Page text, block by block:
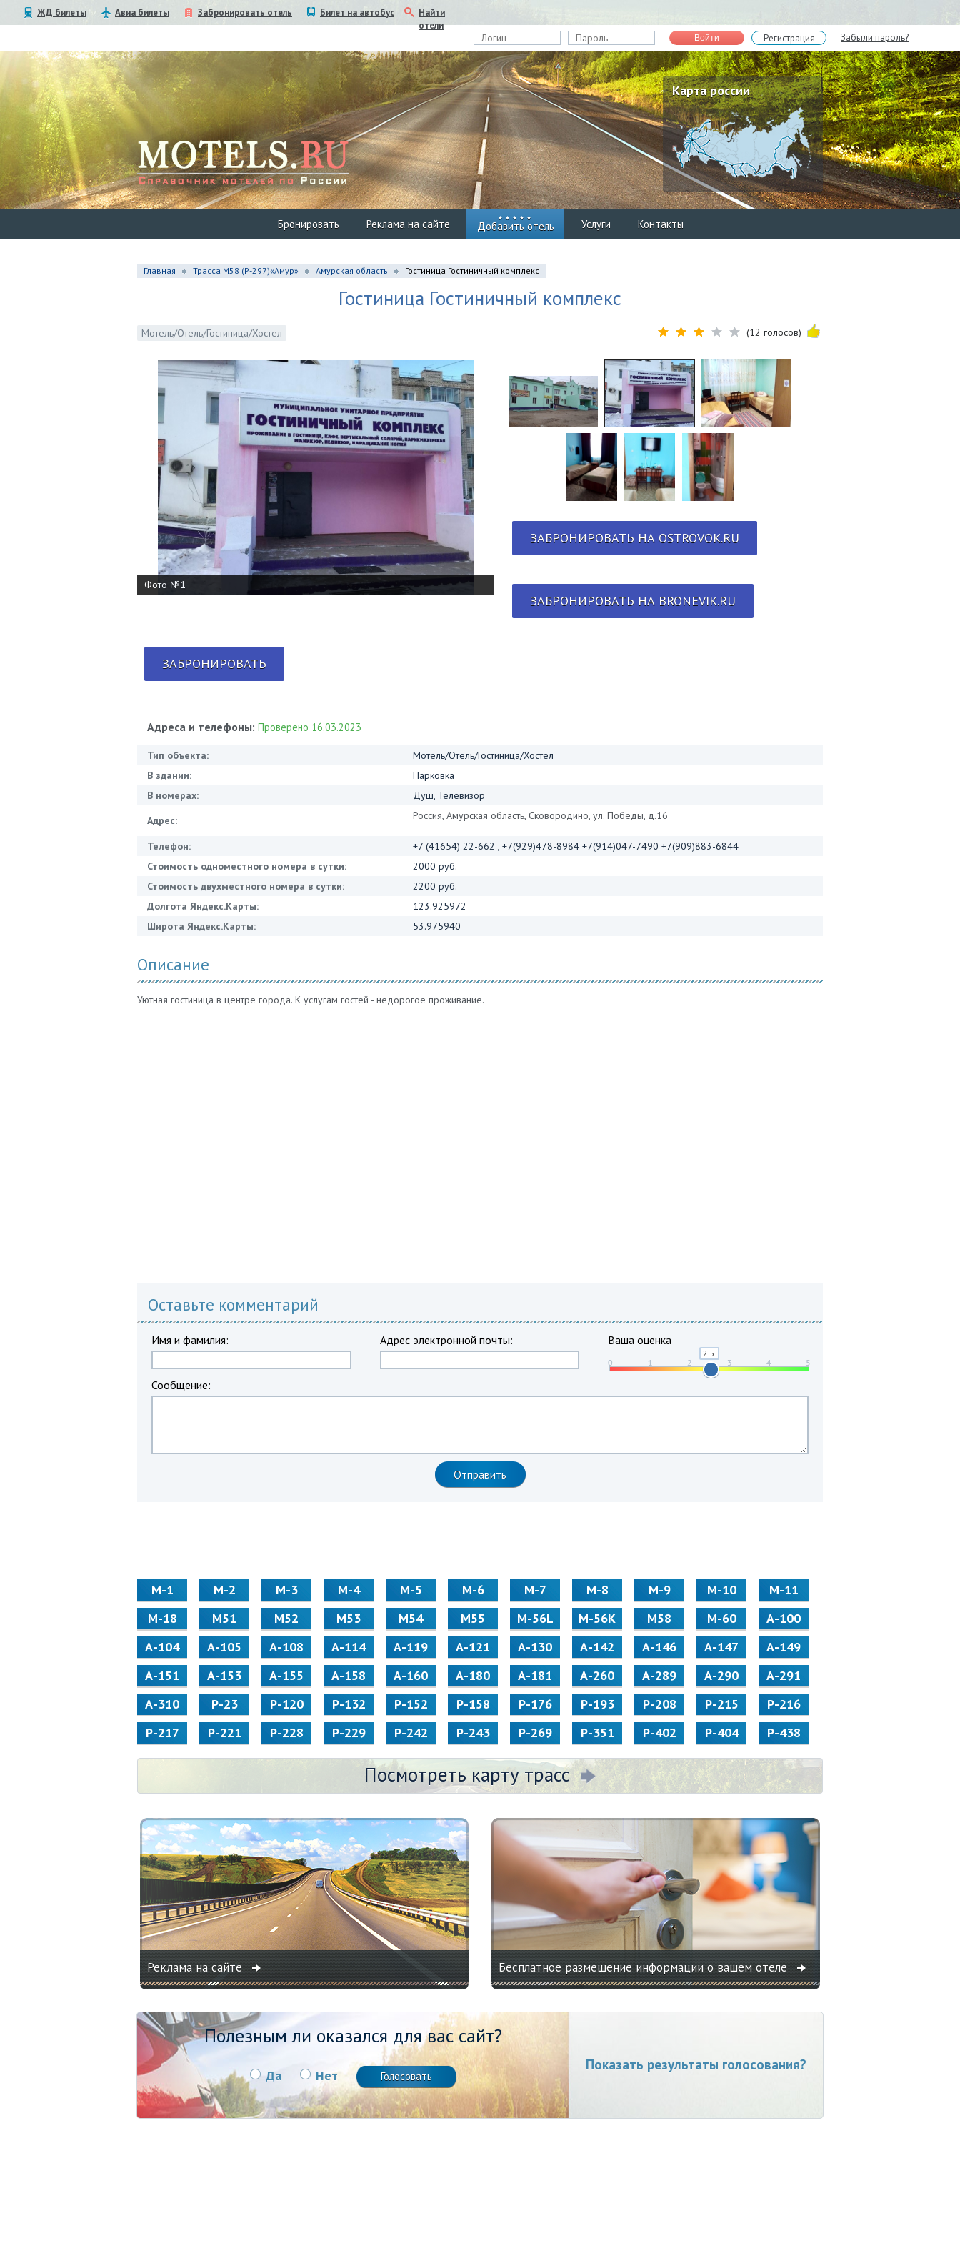
ЖД билеты Авиа билеты Забронировать отель Билет на автобус
Найти
отели
Войти Регистрация Забыли пароль?
Карта россии
Бронировать Реклама на сайте Добавить отель Услуги Контакты
Главная Трасса М58 (P-297)«Амур» Амурская область Гостиница Гостиничный комплекс
Гостиница Гостиничный комплекс
Мотель/Отель/Гостиница/Хостел (12 голосов)
Фото №1
ЗАБРОНИРОВАТЬ НА OSTROVOK.RU
ЗАБРОНИРОВАТЬ НА BRONEVIK.RU
ЗАБРОНИРОВАТЬ
Адреса и телефоны: Проверено 16.03.2023
Тип объекта:
Мотель/Отель/Гостиница/Хостел
В здании:
Парковка
В номерах:
Душ, Телевизор
Адрес:
Россия, Амурская область, Сковородино, ул. Победы, д.16
Телефон:
+7 (41654) 22-662 , +7(929)478-8984 +7(914)047-7490 +7(909)883-6844
Стоимость одноместного номера в сутки:
2000 руб.
Стоимость двухместного номера в сутки:
2200 руб.
Долгота Яндекс.Карты:
123.925972
Широта Яндекс.Карты:
53.975940
Описание
Уютная гостиница в центре города. К услугам гостей - недорогое проживание.
Оставьте комментарий
Имя и фамилия: Адрес электронной почты: Ваша оценка
Сообщение:
М-1 М-2 М-3 М-4 М-5 М-6 М-7 М-8 М-9 М-10
М-11
М-18
М51 М52 М53 М54 М55 M-56L M-56K М58 M-60
А-100
А-104
А-105 А-108 А-114 А-119 А-121 А-130 А-142 А-146 А-147
А-149
А-151
А-153 А-155 А-158 А-160 А-180 А-181 А-260 А-289 А-290
А-291
А-310
Р-23 Р-120 Р-132 Р-152 Р-158 Р-176 Р-193 Р-208 Р-215
Р-216
Р-217
Р-221 Р-228 Р-229 Р-242 Р-243 Р-269 Р-351 Р-402 Р-404 Р-438
Посмотреть карту трасс
Реклама на сайте Бесплатное размещение информации о вашем отеле
Полезным ли оказался для вас сайт?
Да Нет
Показать результаты голосования?